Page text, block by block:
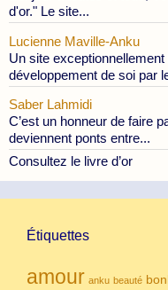
d'or." Le site...
Lucienne Maville-Anku
Un site
développement de soi par
Saber Lahmidi
C’est un honneur de faire
deviennent ponts entre...
Consultez le livre d’or
Étiquettes
amour anku beauté